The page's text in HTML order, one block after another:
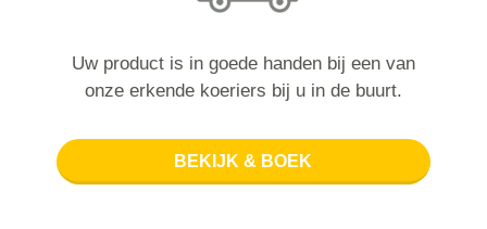
Uw product is in goede handen bij een van
onze erkende koeriers bij u in de buurt.
BEKIJK & BOEK